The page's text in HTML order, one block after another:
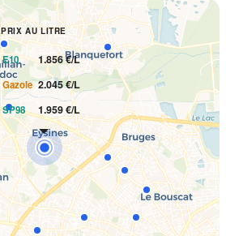
PRIX AU LITRE
E10 1.856 €/L
Gazole 2.045 €/L
SP98 1.959 €/L